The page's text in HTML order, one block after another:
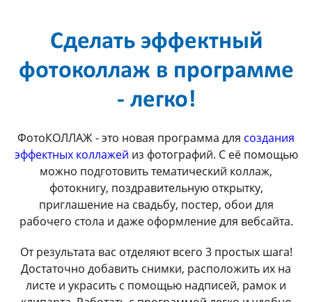
Сделать эффектный
фотоколлаж в программе
- легко!
ФотоКОЛЛАЖ - это новая программа для создания
эффектных коллажей из фотографий. С её помощью
можно подготовить тематический коллаж,
фотокнигу, поздравительную открытку,
приглашение на свадьбу, постер, обои для
рабочего стола и даже оформление для вебсайта.
От результата вас отделяют всего 3 простых шага!
Достаточно добавить снимки, расположить их на
листе и украсить с помощью надписей, рамок и